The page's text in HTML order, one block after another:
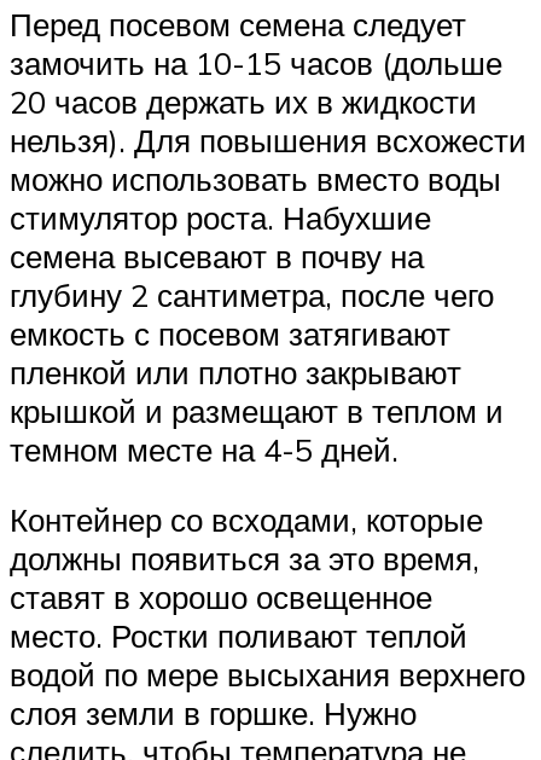
Перед посевом семена следует
замочить на 10-15 часов (дольше
20 часов держать их в жидкости
нельзя). Для повышения всхожести
можно использовать вместо воды
стимулятор роста. Набухшие
семена высевают в почву на
глубину 2 сантиметра, после чего
емкость с посевом затягивают
пленкой или плотно закрывают
крышкой и размещают в теплом и
темном месте на 4-5 дней.
Контейнер со всходами, которые
должны появиться за это время,
ставят в хорошо освещенное
место. Ростки поливают теплой
водой по мере высыхания верхнего
слоя земли в горшке. Нужно
следить, чтобы температура не